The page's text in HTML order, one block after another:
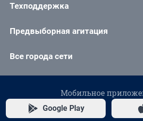
Техподдержка
Предвыборная агитация
Все города сети
Мобильное
Google Play